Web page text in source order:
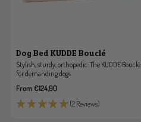
Dog Bed KUDDE Bouclé
Stylish, sturdy, orthopedic: The KUDDE Bouclé
for demanding dogs
Sale
price
From €124,90
(2 Reviews)